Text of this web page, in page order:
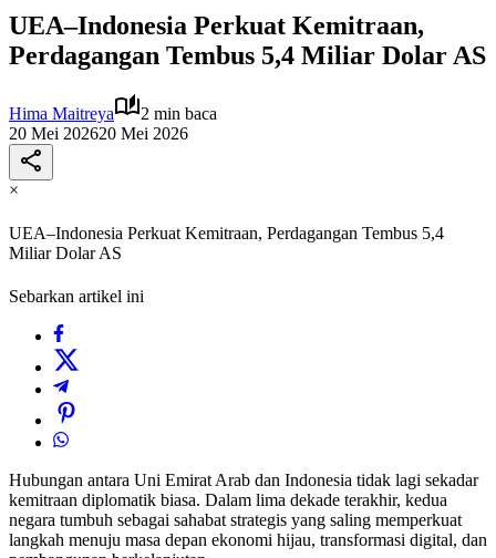
UEA–Indonesia Perkuat Kemitraan,
Perdagangan Tembus 5,4 Miliar Dolar AS
Hima Maitreya
2 min baca
20 Mei 202620 Mei 2026
×
UEA–Indonesia Perkuat Kemitraan, Perdagangan Tembus 5,4
Miliar Dolar AS
Sebarkan artikel ini
Hubungan antara Uni Emirat Arab dan Indonesia tidak lagi sekadar
kemitraan diplomatik biasa. Dalam lima dekade terakhir, kedua
negara tumbuh sebagai sahabat strategis yang saling memperkuat
langkah menuju masa depan ekonomi hijau, transformasi digital, dan